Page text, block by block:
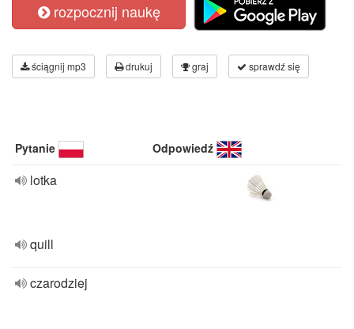
rozpocznij naukę
ściągnij mp3 drukuj graj sprawdź się
Pytanie Odpowiedź
lotka
quill
czarodziej